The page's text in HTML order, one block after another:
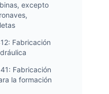
excepto
Fabricación
Fabricación
la formación